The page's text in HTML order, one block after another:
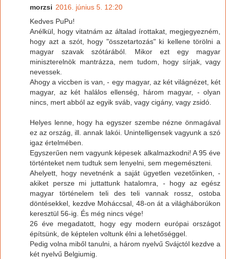
morzsi 2016. június 5. 12:20
Kedves PuPu!
Anélkül, hogy vitatnám az általad írottakat, megjegyezném,
hogy azt a szót, hogy "összetartozás" ki kellene törölni a
magyar szavak szótárából. Mikor ezt egy magyar
miniszterelnök mantrázza, nem tudom, hogy sírjak, vagy
nevessek.
Ahogy a viccben is van, - egy magyar, az két világnézet, két
magyar, az két halálos ellenség, három magyar, - olyan
nincs, mert abból az egyik sváb, vagy cigány, vagy zsidó.
Helyes lenne, hogy ha egyszer szembe nézne önmagával
ez az ország, ill. annak lakói. Unintelligensek vagyunk a szó
igaz értelmében.
Egyszerűen nem vagyunk képesek alkalmazkodni! A 95 éve
történteket nem tudtuk sem lenyelni, sem megemészteni.
Ahelyett, hogy nevetnénk a saját ügyetlen vezetőinken, -
akiket persze mi juttattunk hatalomra, - hogy az egész
magyar történelem teli des teli vannak rossz, ostoba
döntésekkel, kezdve Moháccsal, 48-on át a világháborúkon
keresztül 56-ig. És még nincs vége!
26 éve megadatott, hogy egy modern európai országot
építsünk, de képtelen voltunk élni a lehetőséggel.
Pedig volna miből tanulni, a három nyelvű Svájctól kezdve a
két nyelvű Belgiumig.